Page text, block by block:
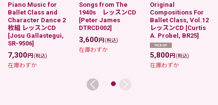
Piano Music for
Ballet Class and
Character Dance 2
枚組 レッスンCD
[Josu Gallastegui,
SR-9506]
7,300円 (税込)
在庫わずか
Songs from The
1940s レッスンCD
[Peter James
DTRCD002]
3,600円 (税込)
在庫わずか
Original
Compositions For
Ballet Class, Vol.12
レッスンCD [Curtis
A. Probel, BR25]
5,800円 (税込)
在庫わずか